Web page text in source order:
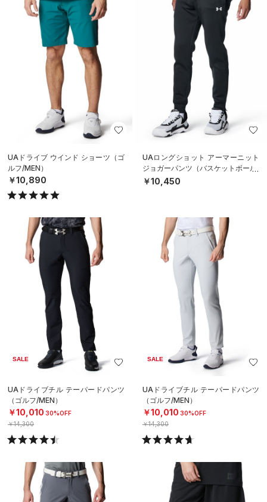
UAドライブ ウインド ショーツ（ゴ
ルフ/MEN）
￥10,890
UAロングショット アーマーニット
ジョガーパンツ（バスケットボール/
MEN）
￥10,450
SALE
UAドライブチル テーパードパンツ
（ゴルフ/MEN）
￥10,010 30%OFF
￥14,300
SALE
UAドライブチル テーパードパンツ
（ゴルフ/MEN）
￥10,010 30%OFF
￥14,300